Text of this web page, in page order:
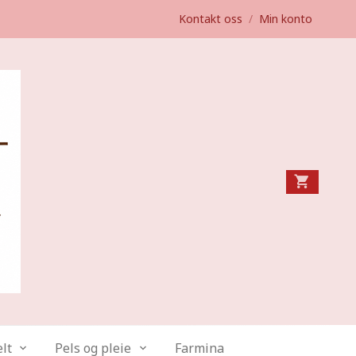
Kontakt oss / Min konto
Pels og pleie Farmina